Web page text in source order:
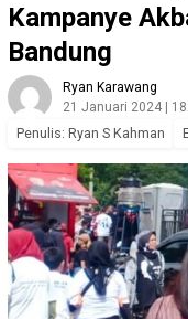
Kampanye
Bandung
Ryan Karawang
21 Januari 2024 |
Penulis: Ryan S Kahman